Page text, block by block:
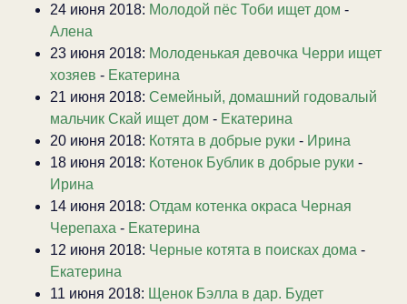
24 июня 2018: Молодой пёс Тоби ищет дом -
Алена
23 июня 2018: Молоденькая девочка Черри ищет
хозяев - Екатерина
21 июня 2018: Семейный, домашний годовалый
мальчик Скай ищет дом - Екатерина
20 июня 2018: Котята в добрые руки - Ирина
18 июня 2018: Котенок Бублик в добрые руки -
Ирина
14 июня 2018: Отдам котенка окраса Черная
Черепаха - Екатерина
12 июня 2018: Черные котята в поисках дома -
Екатерина
11 июня 2018: Щенок Бэлла в дар. Будет